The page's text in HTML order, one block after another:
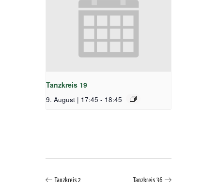
Tanzkreis 19
9. August | 17:45 - 18:45
Tanzkreis 2 Tanzkreis 36